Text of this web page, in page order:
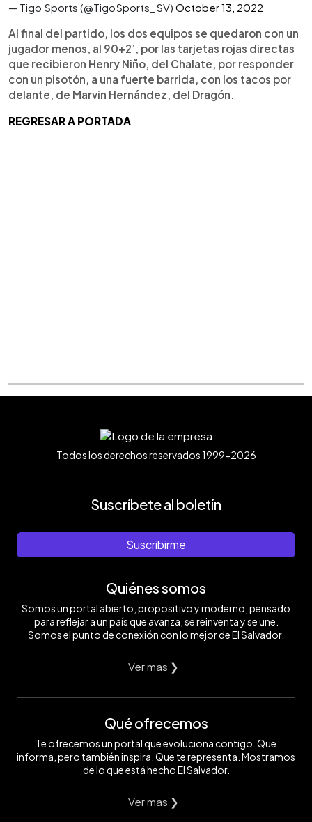
— Tigo Sports (@TigoSports_SV) October 13, 2022
Al final del partido, los dos equipos se quedaron con un
jugador menos, al 90+2’, por las tarjetas rojas directas
que recibieron Henry Niño, del Chalate, por responder
con un pisotón, a una fuerte barrida, con los tacos por
delante, de Marvin Hernández, del Dragón.
REGRESAR A PORTADA
Todos los derechos reservados 1999-2026
Suscríbete al boletín
Suscribirme
Quiénes somos
Somos un portal abierto, propositivo y moderno, pensado
para reflejar a un país que avanza, se reinventa y se une.
Somos el punto de conexión con lo mejor de El Salvador.
Ver mas ❯
Qué ofrecemos
Te ofrecemos un portal que evoluciona contigo. Que
informa, pero también inspira. Que te representa. Mostramos
de lo que está hecho El Salvador.
Ver mas ❯